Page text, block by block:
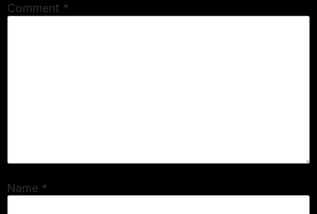
Comment *
Name *